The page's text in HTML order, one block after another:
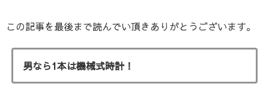
この記事を最後まで読んでい頂きありがとうございます。
男なら1本は機械式時計！